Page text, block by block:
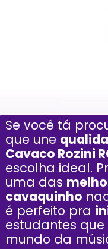
Se você tá
que une
Cavaco Rozini
escolha ideal.
uma das
cavaquinho
é perfeito pra
estudantes
mundo da